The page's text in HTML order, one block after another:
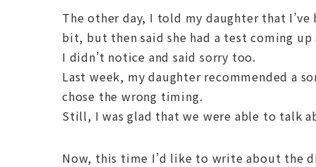
The other day, I told my daughter that
bit, but then said she had a test coming
I didn’t notice and said sorry too.
Last week, my daughter recommended a
chose the wrong timing.
Still, I was glad that we were able to talk
Now, this time I’d like to write about the